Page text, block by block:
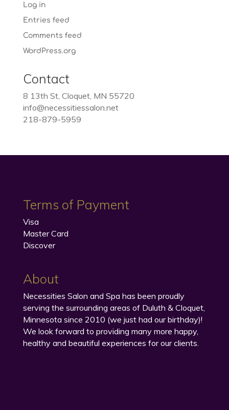
Log in
Entries feed
Comments feed
WordPress.org
Contact
8 13th St, Cloquet, MN 55720
info@necessitiessalon.net
218-879-5959
Terms of Payment
Visa
Master Card
Discover
About
Necessities Salon and Spa has been proudly
serving the surrounding areas of Duluth & Cloquet,
Minnesota since 2010 (we just had our birthday)!
We look forward to providing many more happy,
healthy and beautiful experiences for our clients.